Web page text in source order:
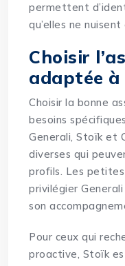
permettent
qu’elles ne nuisent
Choisir
adaptée à
Choisir la bonne
besoins
Generali, Stoïk et
diverses qui
profils. Les
privilégier
son
Pour ceux qui
proactive, Stoïk